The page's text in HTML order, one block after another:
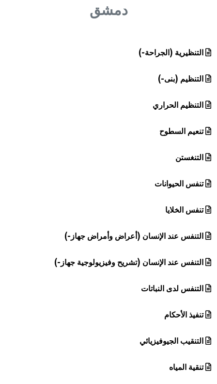
هيئة الموسوعة العربية تطلق موسوعات جديدة في عام 2026
دمشق
التنظيرية (الجراحة-)
التنظيم (بنى-)
التنظيم الحراري
تنعيم السطوح
التنغستن
تنفس الحيوانات
تنفس الخلايا
التنفس عند الإنسان (أعراض وأمراض جهاز-)
التنفس عند الإنسان (تشريح وفيزيولوجية جهاز-)
التنفس لدى النباتات
تنفيذ الأحكام
التنقيب الجيوفيزيائي
تنقية المياه